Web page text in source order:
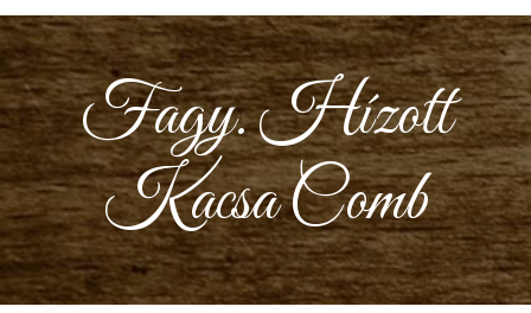
Fagy. Hízott
Kacsa Comb